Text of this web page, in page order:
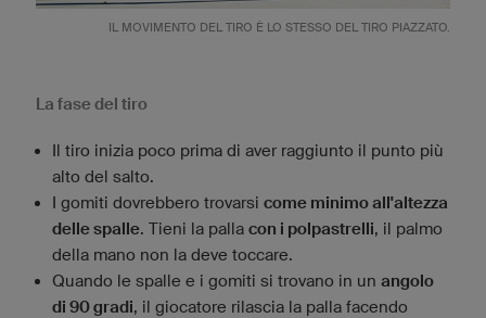
IL MOVIMENTO DEL TIRO È LO STESSO DEL TIRO PIAZZATO.
La fase del tiro
Il tiro inizia poco prima di aver raggiunto il punto più
alto del salto.
I gomiti dovrebbero trovarsi come minimo all'altezza
delle spalle. Tieni la palla con i polpastrelli, il palmo
della mano non la deve toccare.
Quando le spalle e i gomiti si trovano in un angolo
di 90 gradi, il giocatore rilascia la palla facendo